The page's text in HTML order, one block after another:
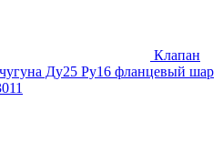
Клапан
Ду25 Ру16 фланцевый шар